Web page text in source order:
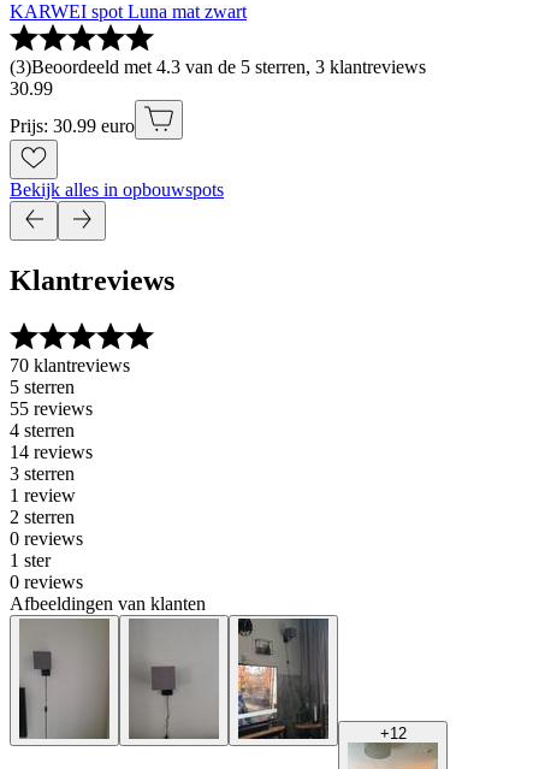
KARWEI spot Luna mat zwart
(3)Beoordeeld met 4.3 van de 5 sterren, 3 klantreviews
30.99
Prijs: 30.99 euro
Bekijk alles in opbouwspots
Klantreviews
70 klantreviews
5 sterren
55 reviews
4 sterren
14 reviews
3 sterren
1 review
2 sterren
0 reviews
1 ster
0 reviews
Afbeeldingen van klanten
+12